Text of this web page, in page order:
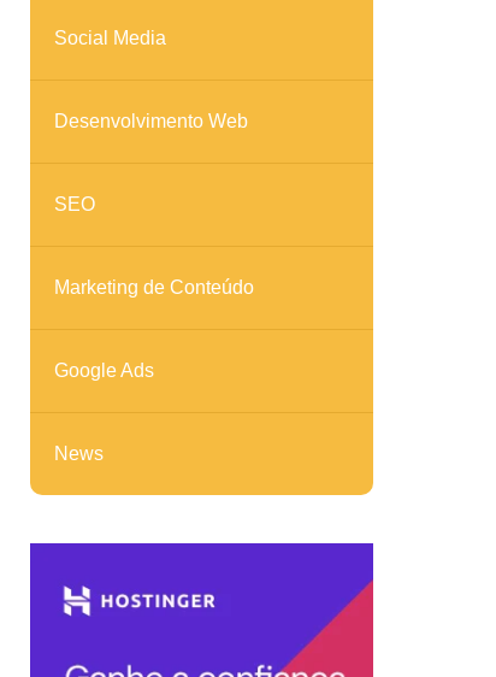
Social Media
Desenvolvimento Web
SEO
Marketing de Conteúdo
Google Ads
News